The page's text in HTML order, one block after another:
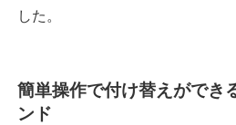
した。
簡単操作で付け替えができ
ンド